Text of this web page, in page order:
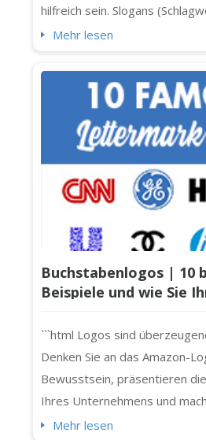
hilfreich sein. Slogans
Taglines) fügen Logos Klarheit
jedes Logo braucht jedoch
verwirrt ein Slogan nur die
überfüllt das Design. Wen...
Mehr lesen
Buchstabenlogos | 10
Beispiele und wie Sie
Ihr Unternehmen
```html Logos sind
Denken Sie an das Amazon-
Bewusstsein, präsentieren
Ihres Unternehmens und
unvergesslich. Heute
Mehr lesen